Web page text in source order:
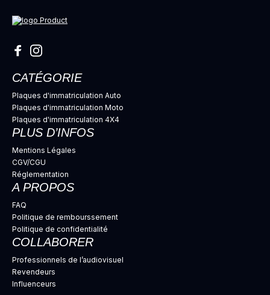
CATÉGORIE
Plaques d'immatriculation Auto
Plaques d'immatriculation Moto
Plaques d'immatriculation 4X4
PLUS D’INFOS
Mentions Légales
CGV/CGU
Réglementation
A PROPOS
FAQ
Politique de rembourssement
Politique de confidentialité
COLLABORER
Professionnels de l’audiovisuel
Revendeurs
Influenceurs